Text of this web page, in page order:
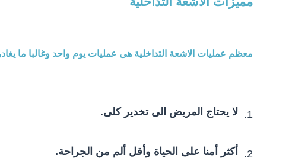
معظم عمليات الاشعة التداخلية هى عمليات يوم واحد وغالبا ما
1. لا يحتاج المريض الى تخدير كلى.
2. أكثر أمنا على الحياة وأقل ألم من الجراحة.